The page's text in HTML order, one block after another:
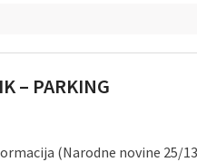
– PARKING
(Narodne novine 25/